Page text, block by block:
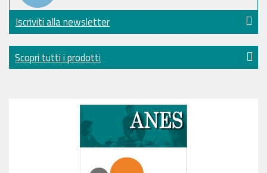
Iscriviti alla newsletter
Scopri tutti i prodotti